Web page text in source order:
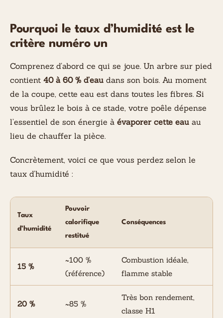
Pourquoi le taux d’humidité est le
critère numéro un
Comprenez d’abord ce qui se joue. Un arbre sur pied
contient 40 à 60 % d’eau dans son bois. Au moment
de la coupe, cette eau est dans toutes les fibres. Si
vous brûlez le bois à ce stade, votre poêle dépense
l’essentiel de son énergie à évaporer cette eau au
lieu de chauffer la pièce.
Concrètement, voici ce que vous perdez selon le
taux d’humidité :
Taux
d’humidité
Pouvoir
calorifique
restitué
Conséquences
15 %
~100 %
(référence)
Combustion idéale,
flamme stable
20 % ~85 %
Très bon rendement,
classe H1